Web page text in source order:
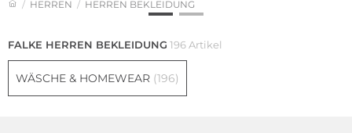
HERREN HERREN BEKLEIDUNG
FALKE HERREN BEKLEIDUNG 196 Artikel
WÄSCHE & HOMEWEAR (196)